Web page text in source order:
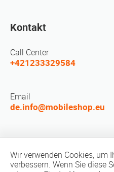
Kontakt
Call Center
+421233329584
Email
de.info@mobileshop.eu
Wir verwenden Cookies, um
verbessern. Wenn Sie diese